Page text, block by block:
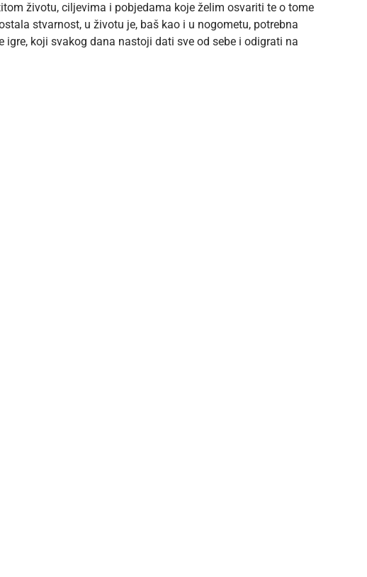
životu, ciljevima i pobjedama koje želim osvariti te o tome
stvarnost, u životu je, baš kao i u nogometu, potrebna
koji svakog dana nastoji dati sve od sebe i odigrati na